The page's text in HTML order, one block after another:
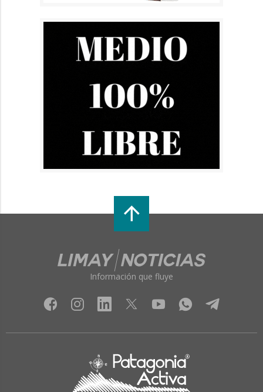
Información que fluye